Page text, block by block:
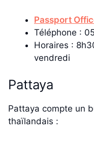
Passport
Téléphone :
Horaires :
vendredi
Pattaya
Pattaya compte un
thaïlandais :